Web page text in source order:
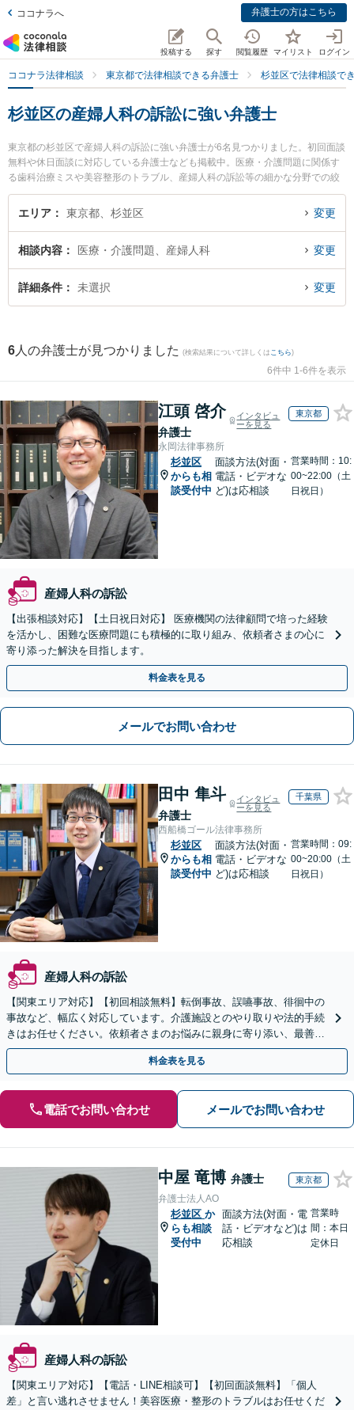
ココナラへ 弁護士の方はこちら
投稿する 探す 閲覧履歴 マイリスト ログイン
ココナラ法律相談 東京都で法律相談できる弁護士 杉並区で法律相談で
杉並区の産婦人科の訴訟に強い弁護士
東京都の杉並区で産婦人科の訴訟に強い弁護士が6名見つかりました。初回面談
無料や休日面談に対応している弁護士なども掲載中。医療・介護問題に関係す
る歯科治療ミスや美容整形のトラブル、産婦人科の訴訟等の細かな分野での絞
り込み検索もでき便利です。特に弁護士法人KTG 杉並法律事務所の小島 麗香弁
護士や弁護士法人KTG 杉並法律事務所の木村 恒平弁護士、弁護士法人KTG 杉
ルを今すぐに弁護士に相談したい』『産婦人科の訴訟のトラブル解決の実績豊
富な近くの弁護士を検索したい』『初回相談無料で産婦人科の訴訟を法律相談
できる杉並区内の弁護士に相談予約したい』などでお困りの相談者さんにおす
エリア 東京都、杉並区 変更
相談内容 医療・介護問題、産婦人科 変更
詳細条件 未選択 変更
6 人の弁護士が見つかりました (検索結果について詳しくは こちら)
6件中 1-6件を表示
江頭 啓介
弁護士
インタビュ
ーを見る
東京都
永岡法律事務所
杉並区
からも相
談受付中
面談方法(対面・
電話・ビデオな
ど)は応相談
営業時間：10:
00~22:00（土
日祝日）
産婦人科の訴訟
【出張相談対応】【土日祝日対応】 医療機関の法律顧問で培った経験
を活かし、困難な医療問題にも積極的に取り組み、依頼者さまの心に
寄り添った解決を目指します。
料金表を見る
メールでお問い合わせ
田中 隼斗
弁護士
インタビュ
ーを見る
千葉県
西船橋ゴール法律事務所
杉並区
からも相
談受付中
面談方法(対面・
電話・ビデオな
ど)は応相談
営業時間：09:
00~20:00（土
日祝日）
産婦人科の訴訟
【関東エリア対応】【初回相談無料】転倒事故、誤嚥事故、徘徊中の
事故など、幅広く対応しています。介護施設とのやり取りや法的手続
きはお任せください。依頼者さまのお悩みに親身に寄り添い、最善の
結果が得られるように尽力いたします。
料金表を見る
電話でお問い合わせ メールでお問い合わせ
中屋 竜博 弁護士 東京都
弁護士法人AO
杉並区 か
らも相談
受付中
面談方法(対面・電
話・ビデオなど)は
応相談
営業時
間：本日
定休日
産婦人科の訴訟
【関東エリア対応】【電話・LINE相談可】【初回面談無料】「個人
差」と言い逃れさせません！美容医療・整形のトラブルはお任せくだ